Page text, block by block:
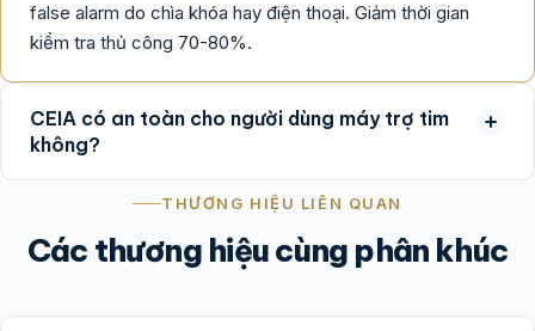
false alarm do chìa khóa hay điện thoại. Giảm thời gian
kiểm tra thủ công 70-80%.
CEIA có an toàn cho người dùng máy trợ tim
không?
THƯƠNG HIỆU LIÊN QUAN
Các thương hiệu cùng phân khúc